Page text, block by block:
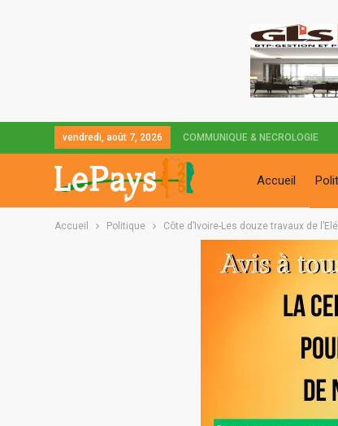
vendredi, août 7, 2026 COMMUNIQUE & NECROLOGIE
Accueil
Accueil Politique Côte d’Ivoire-Les douze travaux de